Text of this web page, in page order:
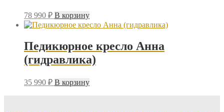
78 990 ₽ В корзину
Педикюрное кресло Анна
(гидравлика)
35 990 ₽ В корзину